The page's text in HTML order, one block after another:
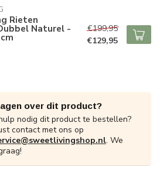
Rieten
Naturel -
€199,95
€129,95
over dit product?
nodig dit product te bestellen?
contact met ons op
. We